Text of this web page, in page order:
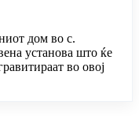
дом во с.
установа што ќе
во овој